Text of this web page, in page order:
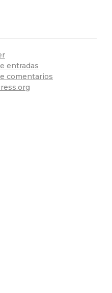
entradas
comentarios